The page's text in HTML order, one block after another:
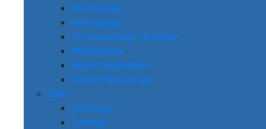
Распашные
Накладные
Со скрытыми петлями
Магнитные
Двухстворчатые
Одностворчатые
Цвет
Светлые
Темные